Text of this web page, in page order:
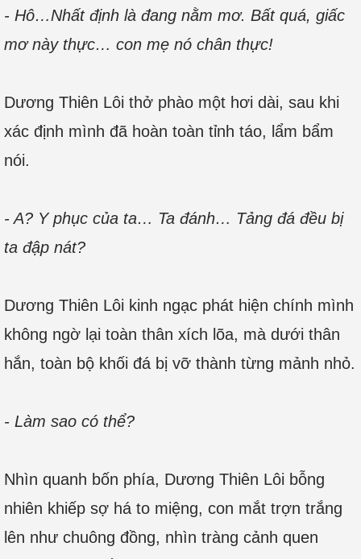
- Hô…Nhất định là đang nằm mơ. Bất quá, giấc
mơ này thực… con mẹ nó chân thực!
Dương Thiên Lôi thở phào một hơi dài, sau khi
xác định mình đã hoàn toàn tỉnh táo, lẩm bẩm
nói.
- A? Y phục của ta… Ta đánh… Tảng đá đều bị
ta đập nát?
Dương Thiên Lôi kinh ngạc phát hiện chính mình
không ngờ lại toàn thân xích lõa, mà dưới thân
hắn, toàn bộ khối đá bị vỡ thành từng mảnh nhỏ.
- Làm sao có thể?
Nhìn quanh bốn phía, Dương Thiên Lôi bỗng
nhiên khiếp sợ há to miệng, con mắt trợn trắng
lên như chuông đồng, nhìn tràng cảnh quen